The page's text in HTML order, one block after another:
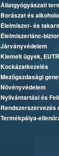
Állatgyógyászati
Borászat és
Élelmiszer- és
Élelmiszerlánc-
Járványvédelem
Kiemelt ügyek, EUTR
Kockázatkezelés
Mezőgazdasági
Növényvédelem
Nyilvántartási és
Rendszerszervezés
Termékpálya-